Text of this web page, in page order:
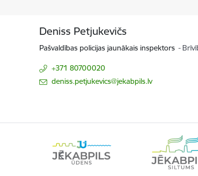
Deniss Petjukevičs
Pašvaldības policijas jaunākais inspektors
+371 80700020
E-pasts:
deniss.petjukevics@jekabpils.lv